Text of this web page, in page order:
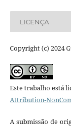
LICENÇA
Copyright (c) 2024
Este trabalho está
Attribution-
A submissão de